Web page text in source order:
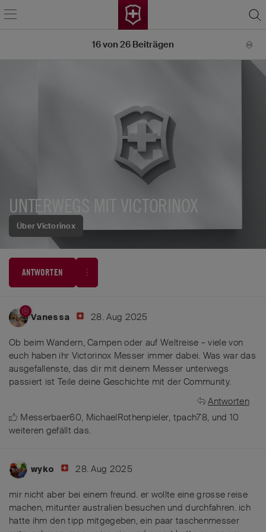
Über Victorinox
UNTERWEGS MIT VICTORINOX
ANTWORTEN
16von 26 Beiträgen
Vanessa 28. Aug 2025
Ob beim Wandern, Campen oder auf Weltreise – viele von
euch haben ihr Victorinox Messer immer dabei. Was war das
ausgefallenste, das dir mit deinem Messer unterwegs
passiert ist Teile deine Geschichte mit der Community.
Antworten
Messerbaer60, MichaelRothenpieler, tpach78, und 10
weiteren gefällt das.
wyko 28. Aug 2025
mir nicht aber bei einem freund. er wollte eine grosse reise
machen, mitunter australien besuchen und durchfahren. ich
hatte ihm den tipp mitgegeben, ein paar taschenmesser